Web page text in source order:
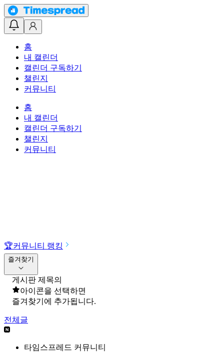
홈
내 캘린더
캘린더 구독하기
챌린지
커뮤니티
홈
내 캘린더
캘린더 구독하기
챌린지
커뮤니티
🏆커뮤니티 랭킹
즐겨찾기
게시판 제목의
아이콘을 선택하면
즐겨찾기에 추가됩니다.
전체글
타임스프레드 커뮤니티